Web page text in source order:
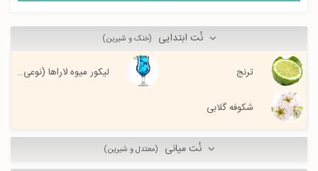
نُت ابتدایی (خنک و شیرین)
ترنج لیکور میوه لاراها (نوعی از مرکبات بومی آمریکای جنوبی)
شکوفه گلابی
نُت میانی (معتدل و شیرین)